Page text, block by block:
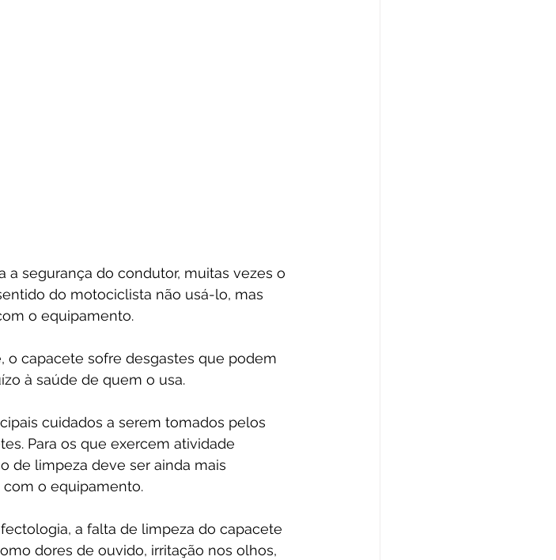
segurança do condutor, muitas vezes o
do motociclista não usá-lo, mas
o equipamento.
capacete sofre desgastes que podem
à saúde de quem o usa.
cuidados a serem tomados pelos
Para os que exercem atividade
de limpeza deve ser ainda mais
o equipamento.
a falta de limpeza do capacete
dores de ouvido, irritação nos olhos,